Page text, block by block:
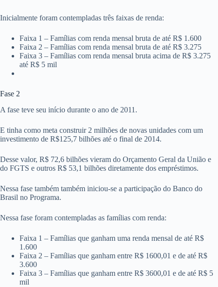
Inicialmente foram contempladas três faixas de renda:
Faixa 1 – Famílias com renda mensal bruta de até R$ 1.600
Faixa 2 – Famílias com renda mensal bruta de até R$ 3.275
Faixa 3 – Famílias com renda mensal bruta acima de R$ 3.275
até R$ 5 mil
Fase 2
A fase teve seu início durante o ano de 2011.
E tinha como meta construir 2 milhões de novas unidades com um
investimento de R$125,7 bilhões até o final de 2014.
Desse valor, R$ 72,6 bilhões vieram do Orçamento Geral da União e
do FGTS e outros R$ 53,1 bilhões diretamente dos empréstimos.
Nessa fase também também iniciou-se a participação do Banco do
Brasil no Programa.
Nessa fase foram contempladas as famílias com renda:
Faixa 1 – Famílias que ganham uma renda mensal de até R$
1.600
Faixa 2 – Famílias que ganham entre R$ 1600,01 e de até R$
3.600
Faixa 3 – Famílias que ganham entre R$ 3600,01 e de até R$ 5
mil